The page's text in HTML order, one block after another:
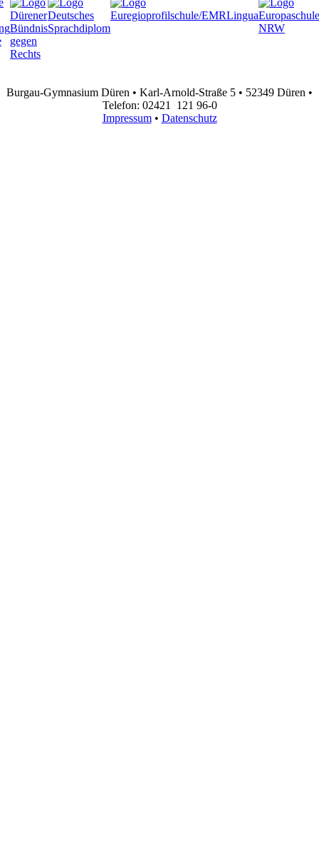
Burgau-Gymnasium Düren • Karl-Arnold-Straße 5 • 52349 Düren •
Telefon: 02421 121 96-0
Impressum• Datenschutz